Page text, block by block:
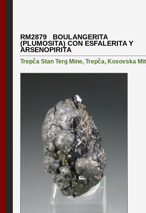
RM2879 BOULANGERITA
(PLUMOSITA) CON ESFALERITA Y
ARSENOPIRITA
Trepča Stan Terg Mine,Trepča,Kosovska